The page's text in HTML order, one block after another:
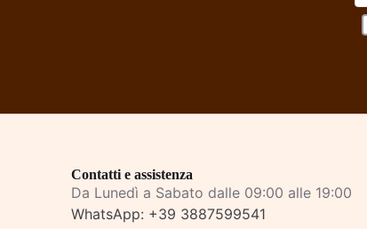
Contatti e assistenza
Da Lunedì a Sabato dalle 09:00 alle 19:00
WhatsApp: +39 3887599541